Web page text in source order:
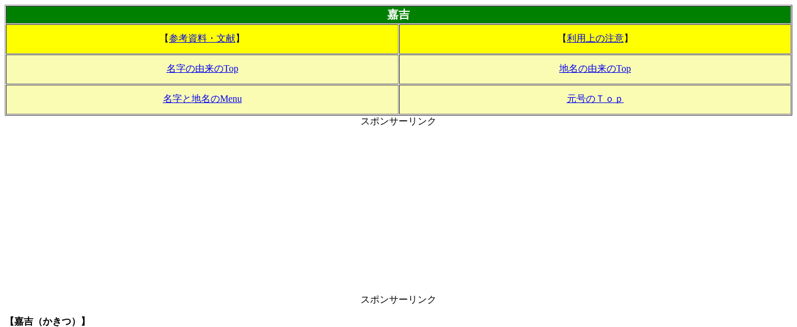
嘉吉
【参考資料・文献】 【利用上の注意】
名字の由来のTop 地名の由来のTop
名字と地名のMenu 元号のＴｏｐ
スポンサーリンク
スポンサーリンク
【嘉吉（かきつ）】